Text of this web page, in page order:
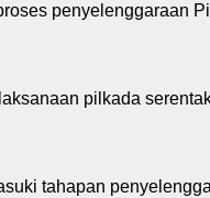
penyelenggaraan
pilkada
tahapan